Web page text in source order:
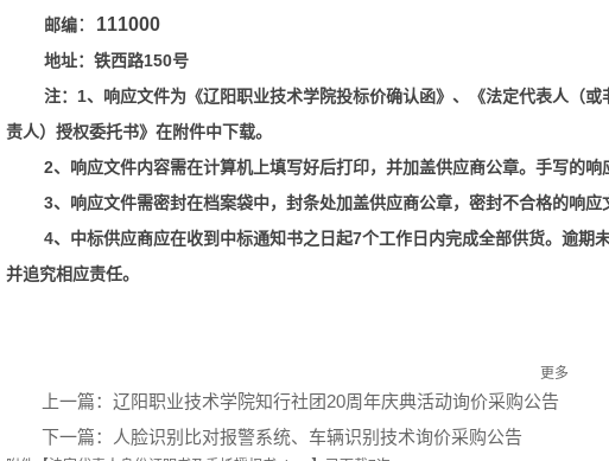
邮编： 111000
地址：铁西路150号
注： 1、响应文件为《辽阳职业技术学院投标价确认函》、《法定代表人（
责人）授权委托书》在附件中下载。
2、响应文件内容需在计算机上填写好后打印，并加盖供应商公章。手写的响
3、响应文件需密封在档案袋中，封条处加盖供应商公章，密封不合格的响应
4、中标供应商应在收到中标通知书之日起7个工作日内完成全部供货。逾期
并追究相应责任。
更多
上一篇：辽阳职业技术学院知行社团20周年庆典活动询价采购公告
下一篇：人脸识别比对报警系统、车辆识别技术询价采购公告